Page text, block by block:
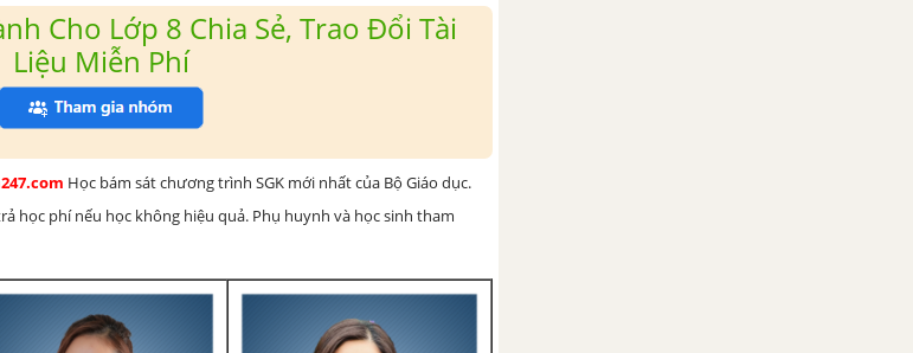
Cho Lớp 8 Chia Sẻ, Trao Đổi Tài
Liệu Miễn Phí
Học bám sát chương trình SGK mới nhất của Bộ Giáo dục.
học phí nếu học không hiệu quả. Phụ huynh và học sinh tham